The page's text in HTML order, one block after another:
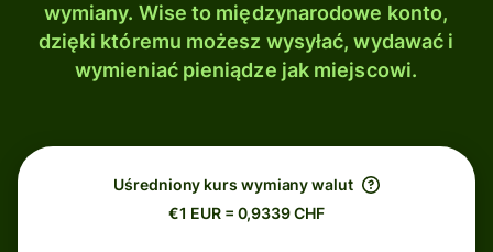
wymiany. Wise to międzynarodowe konto,
dzięki któremu możesz wysyłać, wydawać i
wymieniać pieniądze jak miejscowi.
Uśredniony kurs wymiany walut
€1 EUR = 0,9339 CHF